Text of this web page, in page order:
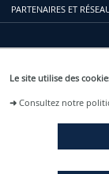
Le site utilise des
➜Consultez notre
PARTENAIRES ET
ACTUALITÉS